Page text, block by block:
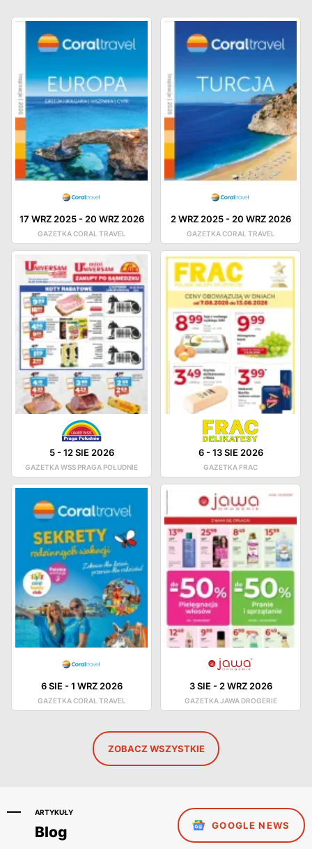
17 WRZ 2025- 20 WRZ 2026
GAZETKA CORAL TRAVEL
2 WRZ 2025- 20 WRZ 2026
GAZETKA CORAL TRAVEL
5-12 SIE 2026
GAZETKA WSS PRAGA POŁUDNIE
6-13 SIE 2026
GAZETKA FRAC
6 SIE-1 WRZ 2026
GAZETKA CORAL TRAVEL
3 SIE-2 WRZ 2026
GAZETKA JAWA DROGERIE
ZOBACZ WSZYSTKIE
ARTYKUŁY
Blog GOOGLE NEWS